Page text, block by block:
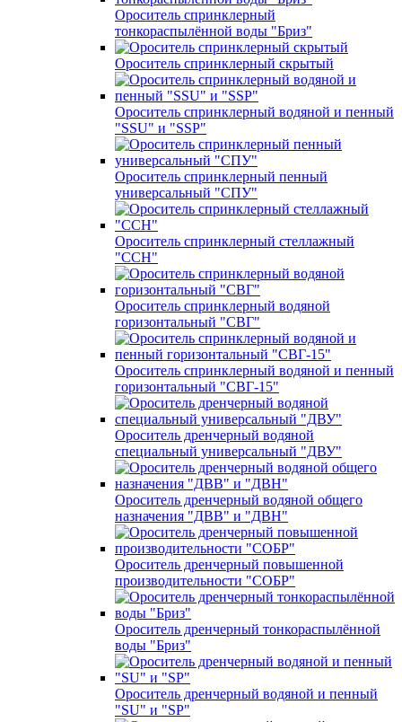
Ороситель спринклерный
тонкораспылённой воды "Бриз"
Ороситель спринклерный скрытый
Ороситель спринклерный водяной и пенный
"SSU" и "SSP"
Ороситель спринклерный пенный
универсальный "СПУ"
Ороситель спринклерный стеллажный
"ССН"
Ороситель спринклерный водяной
горизонтальный "СВГ"
Ороситель спринклерный водяной и пенный
горизонтальный "СВГ-15"
Ороситель дренчерный водяной
специальный универсальный "ДВУ"
Ороситель дренчерный водяной общего
назначения "ДВВ" и "ДВН"
Ороситель дренчерный повышенной
производительности "СОБР"
Ороситель дренчерный тонкораспылённой
воды "Бриз"
Ороситель дренчерный водяной и пенный
"SU" и "SP"